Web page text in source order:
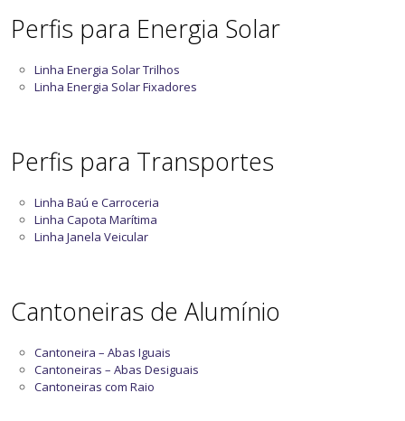
Perfis para Energia Solar
Linha Energia Solar Trilhos
Linha Energia Solar Fixadores
Perfis para Transportes
Linha Baú e Carroceria
Linha Capota Marítima
Linha Janela Veicular
Cantoneiras de Alumínio
Cantoneira – Abas Iguais
Cantoneiras – Abas Desiguais
Cantoneiras com Raio